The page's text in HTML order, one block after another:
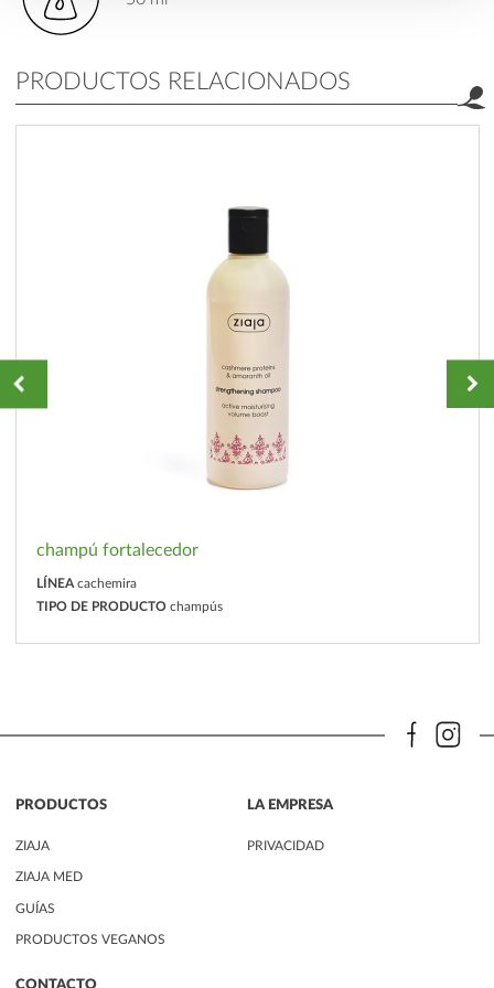
PRODUCTOS RELACIONADOS
champú fortalecedor
LÍNEA cachemira
TIPO DE PRODUCTO champús
PRODUCTOS
ZIAJA
ZIAJA MED
GUÍAS
PRODUCTOS VEGANOS
LA EMPRESA
PRIVACIDAD
CONTACTO